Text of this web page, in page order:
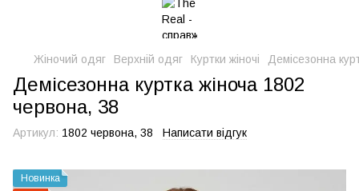
Жіночий одяг Верхній одяг Куртки жіночі Демісезонна
Демісезонна куртка жіноча 1802
червона, 38
Артикул: 1802 червона, 38 Написати відгук
Новинка